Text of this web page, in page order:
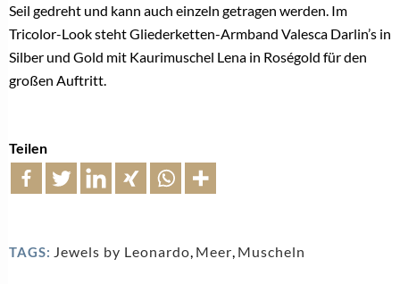
Seil gedreht und kann auch einzeln getragen werden. Im
Tricolor-Look steht Gliederketten-Armband Valesca Darlin’s in
Silber und Gold mit Kaurimuschel Lena in Roségold für den
großen Auftritt.
Teilen
TAGS: Jewels by Leonardo, Meer, Muscheln